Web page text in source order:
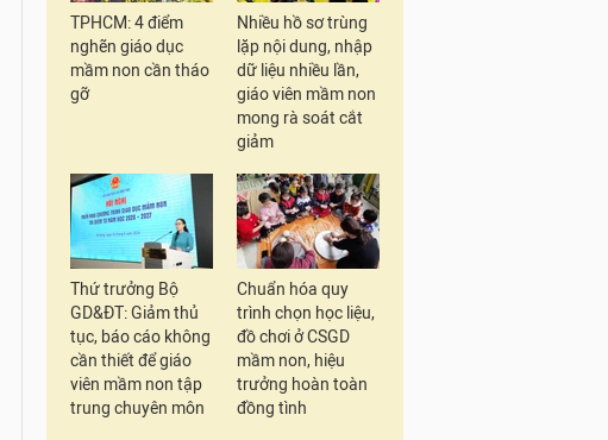
TPHCM: 4 điểm
nghẽn giáo dục
mầm non cần tháo
gỡ
Nhiều hồ sơ trùng
lặp nội dung, nhập
dữ liệu nhiều lần,
giáo viên mầm non
mong rà soát cắt
giảm
Thứ trưởng Bộ
GD&ĐT: Giảm thủ
tục, báo cáo không
cần thiết để giáo
viên mầm non tập
trung chuyên môn
Chuẩn hóa quy
trình chọn học liệu,
đồ chơi ở CSGD
mầm non, hiệu
trưởng hoàn toàn
đồng tình